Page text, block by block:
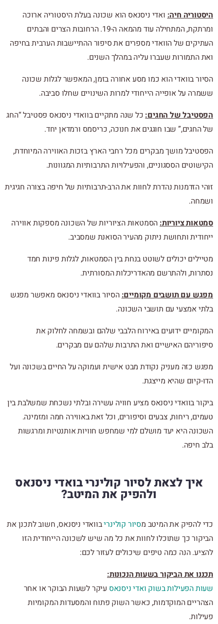
היסטוריה חיה:ואדי ניסנאס הוא שכונה בעלת היסטוריה ארוכה
ומרתקת, המתחילה עוד מהמאה ה-19. הרחובות הצרים והבתים
העתיקים של הוואדי מספרים את סיפור ההתיישבות הערבית בחיפה
ואת התמורות שעברו עליה במהלך השנים.
הסיור בוואדי הוא כמו מסע אחורה בזמן, המאפשר לגלות שכונה
ששמרה על אופייה הייחודי למרות השינויים שחלו סביבה.
הפסטיבל של החגים:כל שנה מתקיים בוואדי ניסנאס פסטיבל “החג
של החגים,” שבו חוגגים את חנוכה, כריסמס ורמדאן יחד.
הפסטיבל מושך מבקרים מכל רחבי הארץ בזכות האווירה המיוחדת,
הקישוטים הססגוניים, והפעילויות התרבותיות המגוונות.
זוהי הזדמנות נהדרת לחוות את הרב-תרבותיות של חיפה בצורה חגיגית
ושמחה.
סמטאות ציוריות:הסמטאות הציוריות של השכונה מספקות אווירה
ייחודית ותחושת ניתוק מהעיר הסואנת שמסביב.
מטיילים יכולים לשוטט בנחת בין הסמטאות, לגלות פינות חמד
נסתרות, ולהתרשם מהאדריכלות המסורתית.
מפגש עם תושבים מקומיים:הסיור בוואדי ניסנאס מאפשר מפגש
בלתי אמצעי עם תושבי השכונה.
המקומיים ידועים באירוח הלבבי שלהם ובשמחה לחלוק את
סיפוריהם האישיים ואת התרבות שלהם עם מבקרים.
מפגש כזה מעניק נקודת מבט אישית ועמוקה על החיים בשכונה ועל
הדו-קיום שהיא מייצגת.
ביקור בוואדי ניסנאס מציע חוויה עשירה ובלתי נשכחת שמשלבת בין
טעמים, ריחות, צבעים וסיפורים, וכל זאת באווירה חמה ומזמינה.
השכונה היא יעד מושלם למי שמחפש חוויות אותנטיות ומרגשות
בלב חיפה.
איך לצאת לסיור קולינרי בואדי ניסנאס
ולהפיק את המיטב?
כדי להפיק את המיטב מסיור קולינריבוואדי ניסנאס, חשוב לתכנן את
הביקור כך שתוכלו לחוות את כל מה שיש לשכונה הייחודית הזו
להציע. הנה כמה טיפים שיכולים לעזור לכם:
תכננו את הביקור בשעות הנכונות:
שעות הפעילות בשוק ואדי ניסנאס עיקר לשעות הבוקר או אחר
הצהריים המוקדמות, כאשר השוק פתוח והמסעדות המקומיות
פעילות.